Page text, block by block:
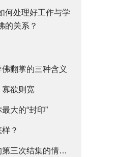
何处理好工作与学
的关系？
翻掌的三种含义
寡欲则宽
大的“封印”
？
的情况可否再谈一些？